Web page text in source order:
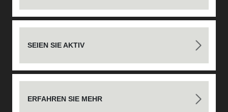
SEIEN SIE AKTIV
ERFAHREN SIE MEHR